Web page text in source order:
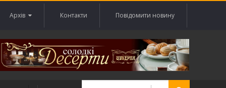
Архів Контакти Повідомити новину